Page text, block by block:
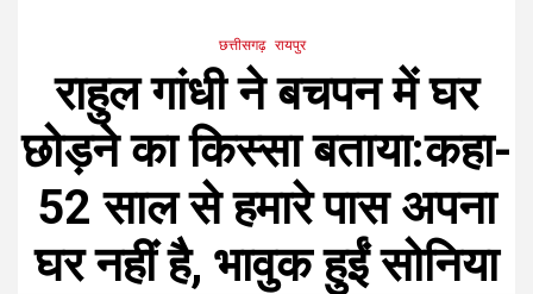
छत्तीसगढ़ रायपुर
राहुल गांधी ने बचपन में घर
छोड़ने का किस्सा बताया:कहा-
52 साल से हमारे पास अपना
घर नहीं है, भावुक हुईं सोनिया